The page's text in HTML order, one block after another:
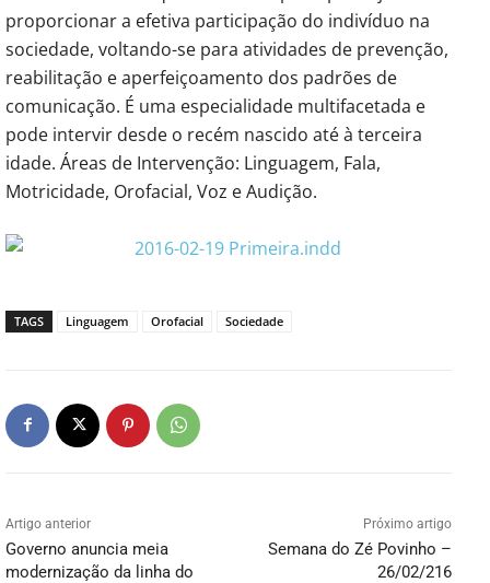
proporcionar a efetiva participação do indivíduo na
sociedade, voltando-se para atividades de prevenção,
reabilitação e aperfeiçoamento dos padrões de
comunicação. É uma especialidade multifacetada e
pode intervir desde o recém nascido até à terceira
idade. Áreas de Intervenção: Linguagem, Fala,
Motricidade, Orofacial, Voz e Audição.
TAGS Linguagem Orofacial Sociedade
Artigo anterior
Governo anuncia meia
modernização da linha do
Próximo artigo
Semana do Zé Povinho –
26/02/216